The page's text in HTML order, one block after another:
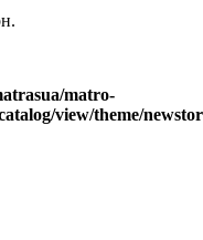
matro-
view/theme/